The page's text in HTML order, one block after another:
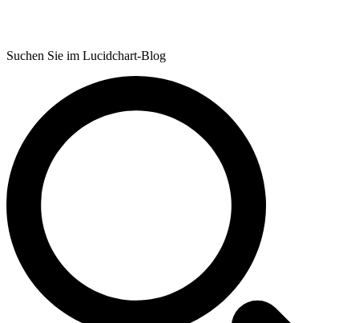
Suchen Sie im Lucidchart-Blog